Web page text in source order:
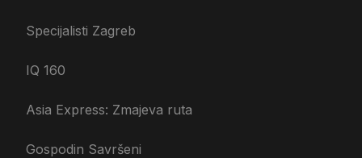
Specijalisti Zagreb
IQ 160
Asia Express: Zmajeva ruta
Gospodin Savršeni